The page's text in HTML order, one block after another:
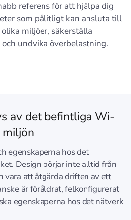
referens för att hjälpa dig
som pålitligt kan ansluta till
miljöer, säkerställa
undvika överbelastning.
av det befintliga Wi-
miljön
egenskaperna hos det
Design börjar inte alltid från
vara att åtgärda driften av ett
är föråldrat, felkonfigurerat
egenskaperna hos det nätverk